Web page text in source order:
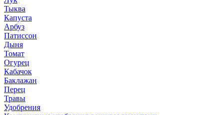
Тыква
Капуста
Арбуз
Патиссон
Дыня
Томат
Огурец
Кабачок
Баклажан
Перец
Травы
Удобрения